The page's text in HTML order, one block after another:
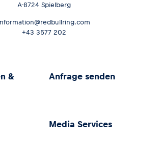
A-8724 Spielberg
+43 3577 202
&
Anfrage senden
Media Services